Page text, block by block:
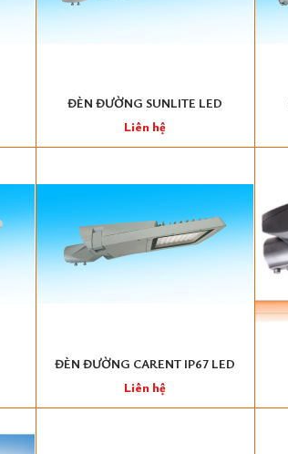
ĐÈN ĐƯỜNG SUNLITE LED
Liên hệ
ĐÈN ĐƯỜNG CARENT IP67 LED
Liên hệ